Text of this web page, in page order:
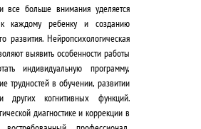
все больше внимания уделяется
к каждому ребенку и созданию
развития. Нейропсихологическая
выявить особенности работы
индивидуальную программу,
трудностей в обучении, развитии
когнитивных функций.
диагностике и коррекции в